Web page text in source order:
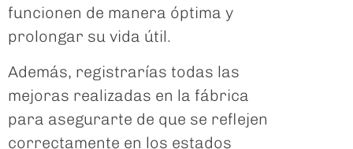
funcionen de manera óptima y
prolongar su vida útil.
Además, registrarías todas las
mejoras realizadas en la fábrica
para asegurarte de que se reflejen
correctamente en los estados